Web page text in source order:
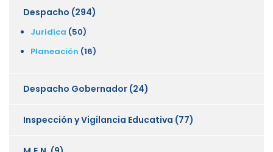
Despacho (294)
Juridica (50)
Planeación (16)
Despacho Gobernador (24)
Inspección y Vigilancia Educativa (77)